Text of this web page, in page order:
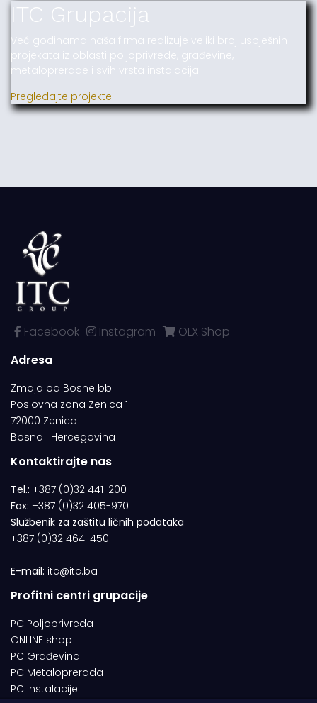
ITC Grupacija
Već godinama naša firma realizuje veliki broj uspješnih
projekata iz oblasti poljoprivrede, građevine,
metaloprerade i svih vrsta instalacija.
Pregledajte projekte
Facebook Instagram
OLX Shop
Adresa
Zmaja od Bosne bb
Poslovna zona Zenica 1
72000 Zenica
Bosna i Hercegovina
Kontaktirajte nas
Tel.: +387 (0)32 441-200
Fax: +387 (0)32 405-970
Službenik za zaštitu ličnih podataka
+387 (0)32 464-450
E-mail: itc@itc.ba
Profitni centri grupacije
PC Poljoprivreda
ONLINE shop
PC Građevina
PC Metaloprerada
PC Instalacije